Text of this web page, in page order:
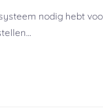
nodig hebt